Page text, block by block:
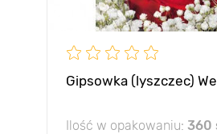
Gipsowka (lyszczec)
Ilość w opakowaniu: 360